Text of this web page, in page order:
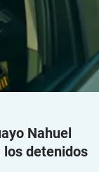
Nahuel
los detenidos